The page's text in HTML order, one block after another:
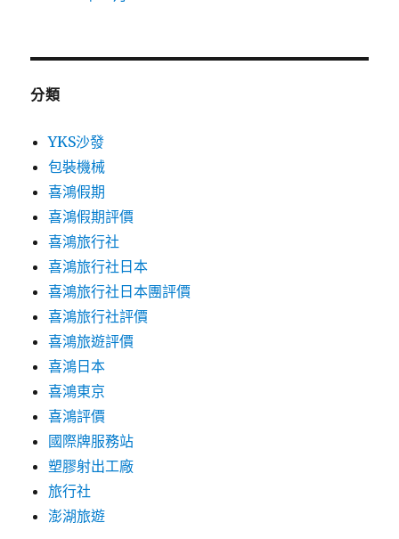
分類
YKS沙發
包裝機械
喜鴻假期
喜鴻假期評價
喜鴻旅行社
喜鴻旅行社日本
喜鴻旅行社日本團評價
喜鴻旅行社評價
喜鴻旅遊評價
喜鴻日本
喜鴻東京
喜鴻評價
國際牌服務站
塑膠射出工廠
旅行社
澎湖旅遊